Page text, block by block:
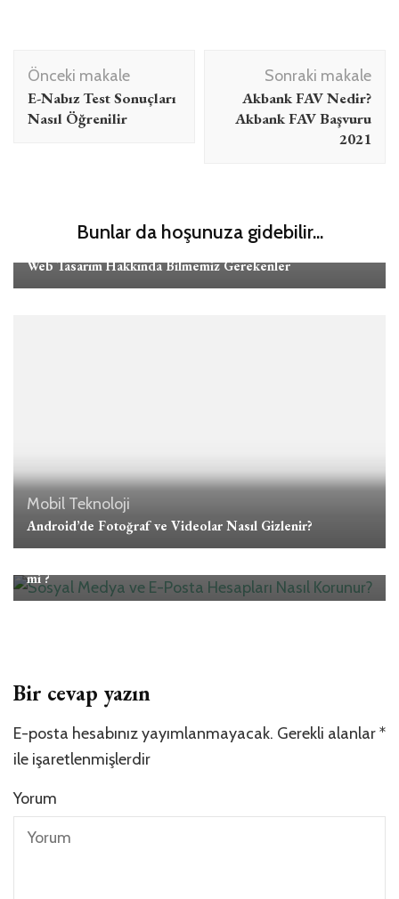
Yazı
dolaşımı
Önceki makale
E-Nabız Test Sonuçları
Nasıl Öğrenilir
Sonraki makale
Akbank FAV Nedir?
Akbank FAV Başvuru
2021
Bunlar da hoşunuza gidebilir...
İnternet
Web Tasarım Hakkında Bilmemiz Gerekenler
Mobil Teknoloji
Android’de Fotoğraf ve Videolar Nasıl Gizlenir?
mi ?
Bir cevap yazın
E-posta hesabınız yayımlanmayacak. Gerekli alanlar*
ile işaretlenmişlerdir
Yorum